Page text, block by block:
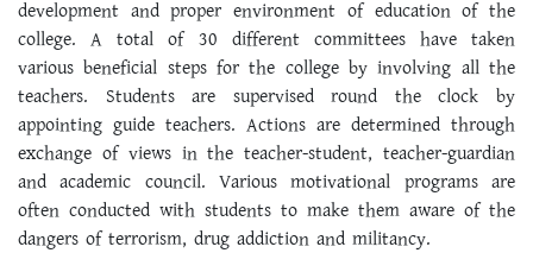
development and proper environment of education of the
college. A total of 30 different committees have taken
various beneficial steps for the college by involving all the
teachers. Students are supervised round the clock by
appointing guide teachers. Actions are determined through
exchange of views in the teacher-student, teacher-guardian
and academic council. Various motivational programs are
often conducted with students to make them aware of the
dangers of terrorism, drug addiction and militancy.